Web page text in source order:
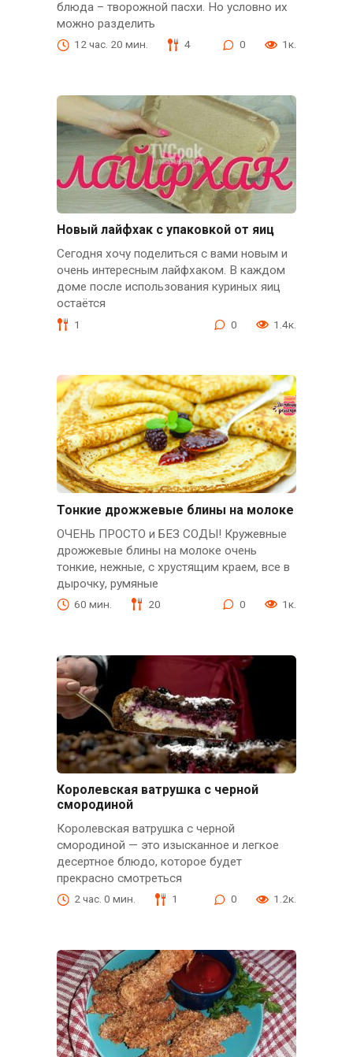
блюда – творожной пасхи. Но условно их
можно разделить
12 час. 20 мин. 4 0 1к.
Новый лайфхак с упаковкой от яиц
Сегодня хочу поделиться с вами новым и
очень интересным лайфхаком. В каждом
доме после использования куриных яиц
остаётся
1 0 1.4к.
Тонкие дрожжевые блины на молоке
ОЧЕНЬ ПРОСТО и БЕЗ СОДЫ! Кружевные
дрожжевые блины на молоке очень
тонкие, нежные, с хрустящим краем, все в
дырочку, румяные
60 мин. 20 0 1к.
Королевская ватрушка с черной
смородиной
Королевская ватрушка с черной
смородиной — это изысканное и легкое
десертное блюдо, которое будет
прекрасно смотреться
2 час. 0 мин. 1 0 1.2к.